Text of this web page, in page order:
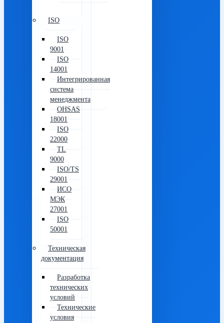
ISO
ISO
9001
ISO
14001
Интегрированная
система
менеджмента
OHSAS
18001
ISO
22000
TL
9000
ISO/TS
29001
ИСО
МЭК
27001
ISO
50001
Техническая
документация
Разработка
технических
условий
Технические
условия